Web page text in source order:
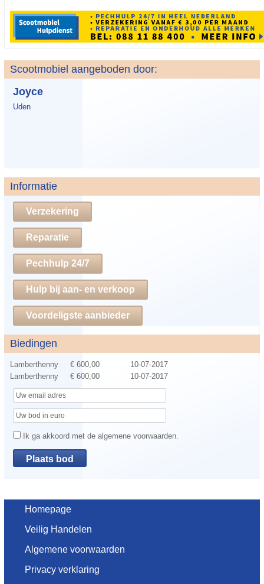
Scootmobiel aangeboden door:
Joyce
Uden
Informatie
Verzekering
Reparatie
Pechhulp 24/7
Hulp bij aan- en verkoop
Voordeligste aanbieder
Biedingen
Lamberthenny € 600,00
10-07-2017
Lamberthenny
€ 600,00 10-07-2017
Ik ga akkoord met de algemene voorwaarden.
Homepage
Veilig Handelen
Algemene voorwaarden
Privacy verklaring